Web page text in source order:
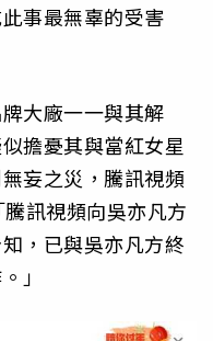
事最無辜的受害
大廠一一與其解
擔憂其與當紅女星
妄之災，騰訊視頻
訊視頻向吳亦凡方
，已與吳亦凡方終
」